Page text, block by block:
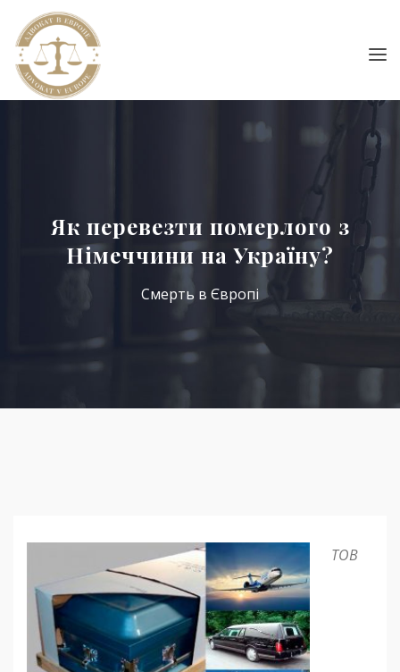
Як перевезти померлого з
Німеччини на Україну?
Смерть в Європі
ТОВ